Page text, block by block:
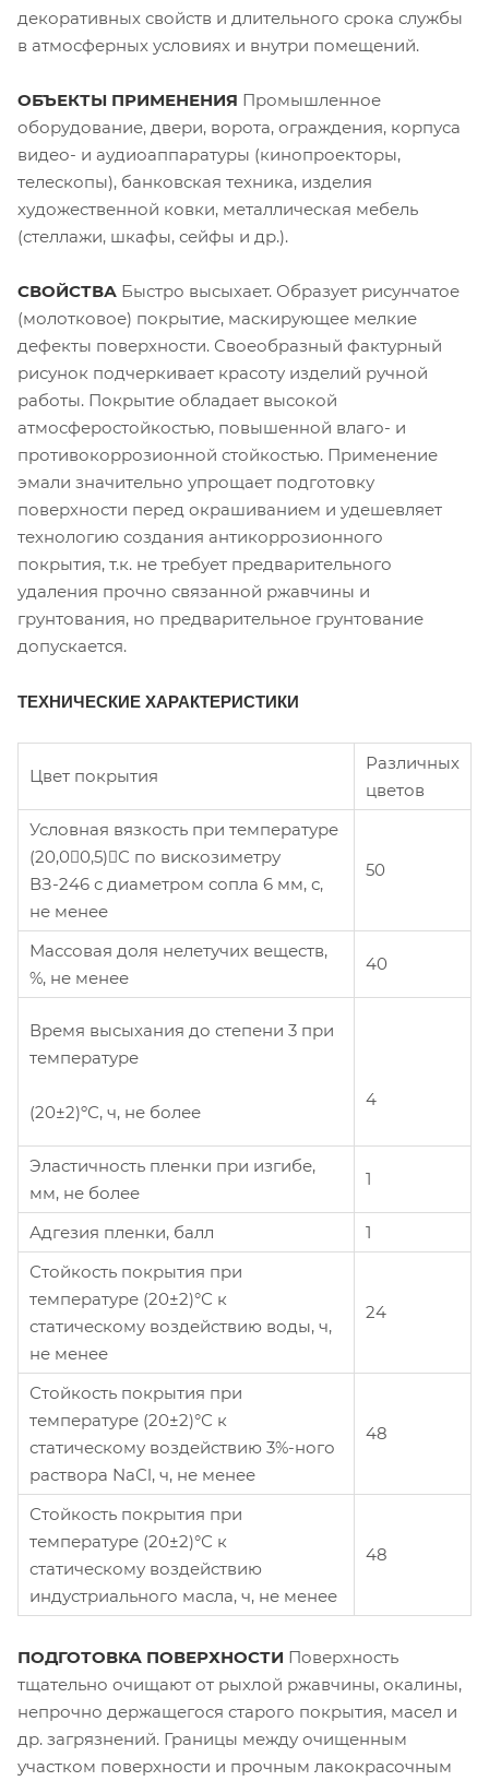
декоративных свойств и длительного срока службы
в атмосферных условиях и внутри помещений.
ОБЪЕКТЫ ПРИМЕНЕНИЯ Промышленное
оборудование, двери, ворота, ограждения, корпуса
видео- и аудиоаппаратуры (кинопроекторы,
телескопы), банковская техника, изделия
художественной ковки, металлическая мебель
(стеллажи, шкафы, сейфы и др.).
СВОЙСТВА Быстро высыхает. Образует рисунчатое
(молотковое) покрытие, маскирующее мелкие
дефекты поверхности. Своеобразный фактурный
рисунок подчеркивает красоту изделий ручной
работы. Покрытие обладает высокой
атмосферостойкостью, повышенной влаго- и
противокоррозионной стойкостью. Применение
эмали значительно упрощает подготовку
поверхности перед окрашиванием и удешевляет
технологию создания антикоррозионного
покрытия, т.к. не требует предварительного
удаления прочно связанной ржавчины и
грунтования, но предварительное грунтование
допускается.
ТЕХНИЧЕСКИЕ ХАРАКТЕРИСТИКИ
Цвет покрытия
Различных
цветов
Условная вязкость при температуре
(20,00,5)С по вискозиметру
ВЗ-246 с диаметром сопла 6 мм, с,
не менее
50
Массовая доля нелетучих веществ,
%, не менее
40
Время высыхания до степени 3 при
температуре
(20±2)ºС, ч, не более
4
Эластичность пленки при изгибе,
мм, не более
1
Адгезия пленки, балл
1
Стойкость покрытия при
температуре (20±2)°С к
статическому воздействию воды, ч,
не менее
24
Стойкость покрытия при
температуре (20±2)°С к
статическому воздействию 3%-ного
раствора NaCl, ч, не менее
48
Стойкость покрытия при
температуре (20±2)°С к
статическому воздействию
индустриального масла, ч, не менее
48
ПОДГОТОВКА ПОВЕРХНОСТИ Поверхность
тщательно очищают от рыхлой ржавчины, окалины,
непрочно держащегося старого покрытия, масел и
др. загрязнений. Границы между очищенным
участком поверхности и прочным лакокрасочным